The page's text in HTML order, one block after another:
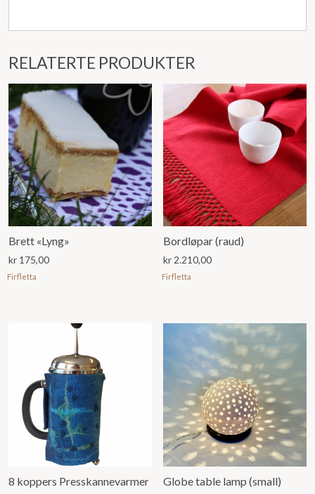
RELATERTE PRODUKTER
Brett «Lyng»
kr 175,00
Firfletta
Bordløpar (raud)
kr2.210,00
Firfletta
8 koppers Presskannevarmer Globe table lamp (small)